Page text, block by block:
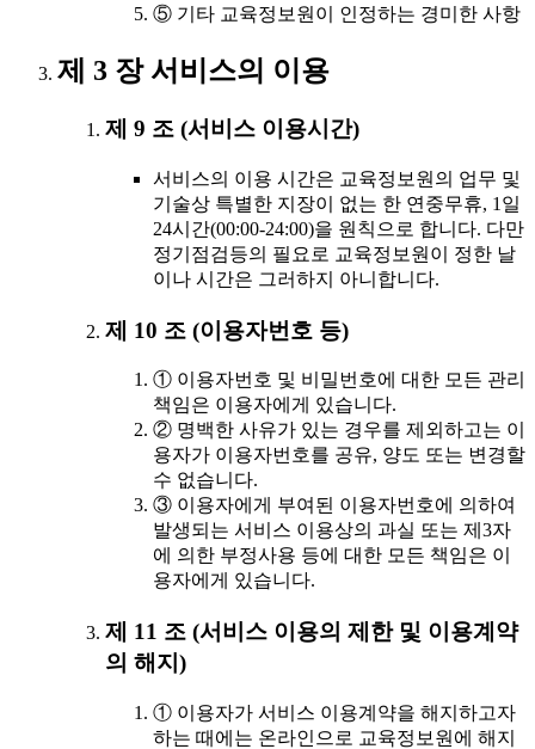
⑤ 기타 교육정보원이 인정하는 경미한 사항
제 3 장 서비스의 이용
제 9 조 (서비스 이용시간)
서비스의 이용 시간은 교육정보원의 업무 및
기술상 특별한 지장이 없는 한 연중무휴, 1일
24시간(00:00-24:00)을 원칙으로 합니다. 다만
정기점검등의 필요로 교육정보원이 정한 날
이나 시간은 그러하지 아니합니다.
제 10 조 (이용자번호 등)
① 이용자번호 및 비밀번호에 대한 모든 관리
책임은 이용자에게 있습니다.
② 명백한 사유가 있는 경우를 제외하고는 이
용자가 이용자번호를 공유, 양도 또는 변경할
수 없습니다.
③ 이용자에게 부여된 이용자번호에 의하여
발생되는 서비스 이용상의 과실 또는 제3자
에 의한 부정사용 등에 대한 모든 책임은 이
용자에게 있습니다.
제 11 조 (서비스 이용의 제한 및 이용계약
의 해지)
① 이용자가 서비스 이용계약을 해지하고자
하는 때에는 온라인으로 교육정보원에 해지